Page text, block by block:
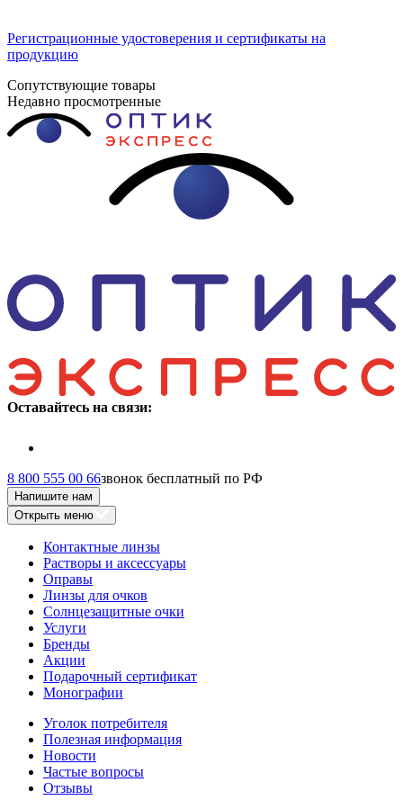
Регистрационные удостоверения и сертификаты на
продукцию
Сопутствующие товары
Недавно просмотренные
Оставайтесь на связи:
8 800 555 00 66звонок бесплатный по РФ
Напишите нам
Открыть меню
Контактные линзы
Растворы и аксессуары
Оправы
Линзы для очков
Солнцезащитные очки
Услуги
Бренды
Акции
Подарочный сертификат
Монографии
Уголок потребителя
Полезная информация
Новости
Частые вопросы
Отзывы